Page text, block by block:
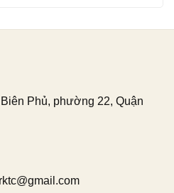
Phủ, phường 22, Quận